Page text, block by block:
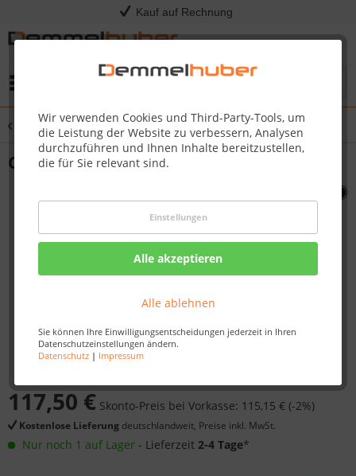
Kauf auf Rechnung
Wir verwenden Cookies und Third-Party-Tools, um
die Leistung der Website zu verbessern, Analysen
durchzuführen und Ihnen Inhalte bereitzustellen,
die für Sie relevant sind.
Einstellungen
Alle akzeptieren
Alle ablehnen
Sie können Ihre Einwilligungsentscheidungen jederzeit in Ihren
Datenschutzeinstellungen ändern.
Datenschutz| Impressum
Übersicht Sonstige Ersatzteile
CONTROL PANEL BIPRO665 #N475-0330
117,50 € Skonto-Preis bei Vorkasse: 115,15 € (-2%)
Kostenlose Lieferung deutschlandweit, Preise inkl. MwSt.
Nur noch 1 auf Lager - Lieferzeit 2-4 Tage*